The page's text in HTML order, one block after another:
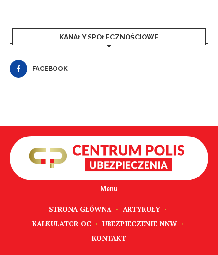
KANAŁY SPOŁECZNOŚCIOWE
FACEBOOK
Menu
STRONA GŁÓWNA
ARTYKUŁY
KALKULATOR OC
UBEZPIECZENIE NNW
KONTAKT